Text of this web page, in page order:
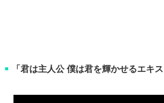
■ 「君は主人公 僕は君を輝かせるエキス